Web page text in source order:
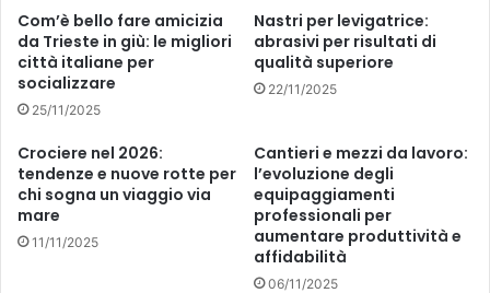
DI
TARANTO
Com’è bello fare amicizia
da Trieste in giù: le migliori
città italiane per
socializzare
25/11/2025
Nastri per levigatrice:
abrasivi per risultati di
qualità superiore
22/11/2025
Crociere nel 2026:
tendenze e nuove rotte per
chi sogna un viaggio via
mare
11/11/2025
Cantieri e mezzi da lavoro:
l’evoluzione degli
equipaggiamenti
professionali per
aumentare produttività e
affidabilità
06/11/2025